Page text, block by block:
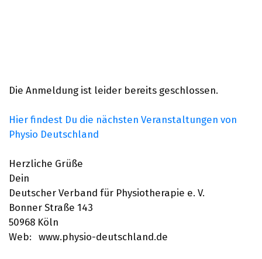
Die Anmeldung ist leider bereits geschlossen.
Hier findest Du die nächsten Veranstaltungen von
Physio Deutschland
Herzliche Grüße
Dein
Deutscher Verband für Physiotherapie e. V.
Bonner Straße 143
50968 Köln
Web:   www.physio-deutschland.de